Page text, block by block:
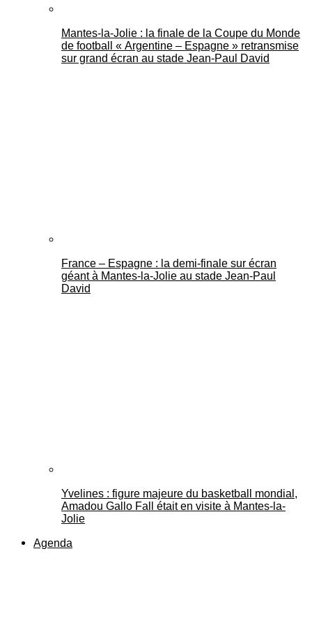
Mantes-la-Jolie : la finale de la Coupe du Monde
de football « Argentine – Espagne » retransmise
sur grand écran au stade Jean-Paul David
France – Espagne : la demi-finale sur écran
géant à Mantes-la-Jolie au stade Jean-Paul
David
Yvelines : figure majeure du basketball mondial,
Amadou Gallo Fall était en visite à Mantes-la-
Jolie
Agenda